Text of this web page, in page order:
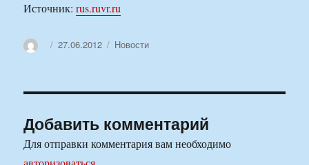
Источник:rus.ruvr.ru
АвторОпубликовано
27.06.2012 Рубрики
Новости
Добавить комментарий
Для отправки комментария вам необходимо